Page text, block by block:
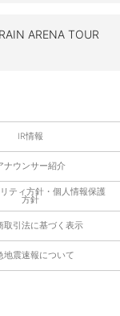
ARENA TOUR
IR情報
ナウンサー紹介
ティ方針・個人情報保護
方針
取引法に基づく表示
地震速報について